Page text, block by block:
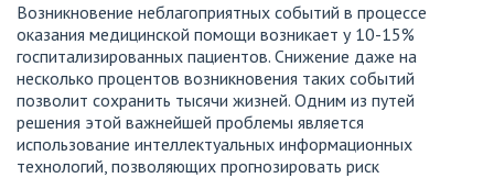
Возникновение неблагоприятных событий в процессе
оказания медицинской помощи возникает у 10-15%
госпитализированных пациентов. Снижение даже на
несколько процентов возникновения таких событий
позволит сохранить тысячи жизней. Одним из путей
решения этой важнейшей проблемы является
использование интеллектуальных информационных
технологий, позволяющих прогнозировать риск